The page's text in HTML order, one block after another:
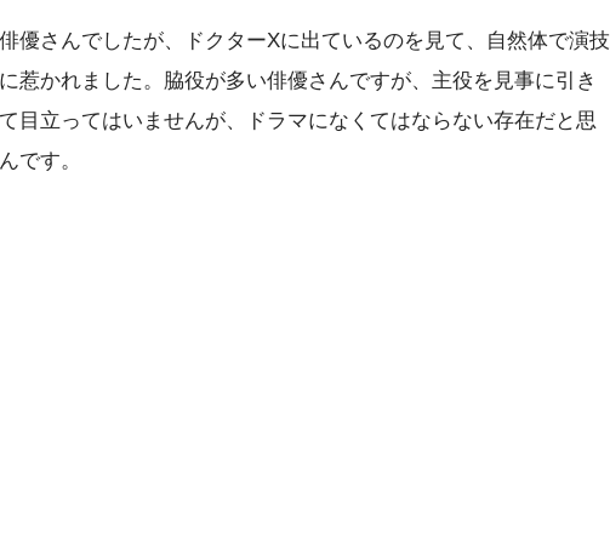
優さんでしたが、ドクターXに出ているのを見て、自然体で演技
惹かれました。脇役が多い俳優さんですが、主役を見事に引き
目立ってはいませんが、ドラマになくてはならない存在だと思
です。